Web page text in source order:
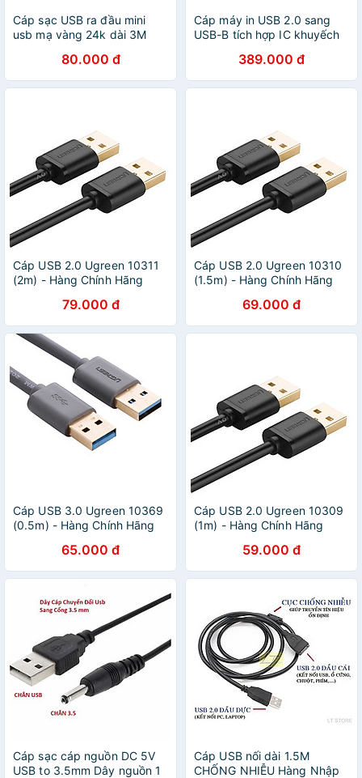
Cáp sạc USB ra đầu mini
usb mạ vàng 24k dài 3M
Hàng chính hãng
80.000 đ
Cáp máy in USB 2.0 sang
USB-B tích hợp IC khuyếch
Chính Hãng389.000 đ
Cáp USB 2.0 Ugreen 10311
(2m) - Hàng Chính Hãng
79.000 đ
Cáp USB 2.0 Ugreen 10310
(1.5m) - Hàng Chính Hãng
69.000 đ
Cáp USB 3.0 Ugreen 10369
(0.5m) - Hàng Chính Hãng
65.000 đ
Cáp USB 2.0 Ugreen 10309
(1m) - Hàng Chính Hãng
59.000 đ
Cáp sạc cáp nguồn DC 5V
USB to 3.5mm Dây nguồn 1
Cáp USB nối dài 1.5M
CHỐNG NHIỄU Hàng Nhập